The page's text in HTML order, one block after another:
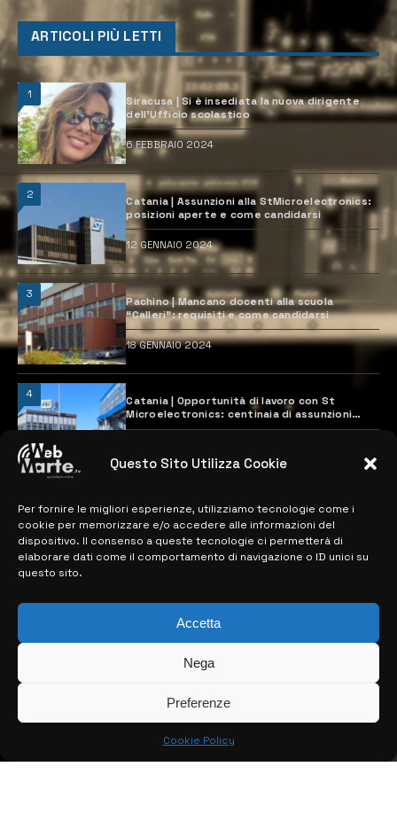
Questo Sito Utilizza Cookie
Per fornire le migliori esperienze, utilizziamo tecnologie come i
cookie per memorizzare e/o accedere alle informazioni del
dispositivo. Il consenso a queste tecnologie ci permetterà di
elaborare dati come il comportamento di navigazione o ID unici su
questo sito.
Accetta
Nega
Preferenze
Cookie Policy
ARTICOLI PIÙ LETTI
1
Siracusa | Si è insediata la nuova dirigente
dell’Ufficio scolastico
6 FEBBRAIO 2024
2
Catania | Assunzioni alla StMicroelectronics:
posizioni aperte e come candidarsi
12 GENNAIO 2024
3
Pachino | Mancano docenti alla scuola
“Calleri”: requisiti e come candidarsi
18 GENNAIO 2024
4
Catania | Opportunità di lavoro con St
Microelectronics: centinaia di assunzioni
previste
MAPPA DEL SITO
> NOTIZIE